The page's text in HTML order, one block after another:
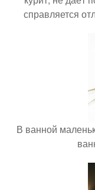
справляется
В ванной